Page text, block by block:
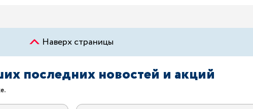
Наверх страницы
последних новостей и акций